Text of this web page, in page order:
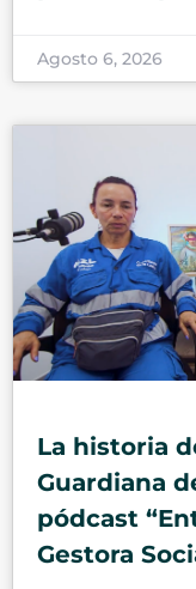
Agosto 6, 2026
La historia
Guardiana
pódcast
Gestora